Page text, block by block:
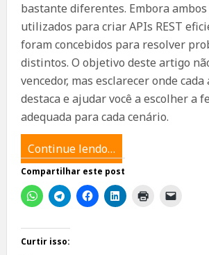
bastante diferentes. Embora
utilizados para criar APIs REST
foram concebidos para resolver
distintos. O objetivo deste artigo
vencedor, mas esclarecer onde
destaca e ajudar você a escolher a
adequada para cada cenário.
Continue lendo…
Compartilhar este post
Curtir isso: